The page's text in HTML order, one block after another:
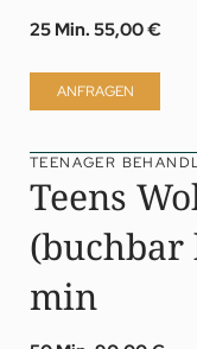
25 Min. 55,00 €
ANFRAGEN
TEENAGER
Teens
(buchbar
min